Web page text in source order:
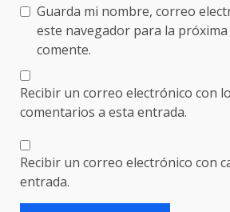
Guarda mi nombre, correo
este navegador para la próxima
comente.
Recibir un correo electrónico con
comentarios a esta entrada.
Recibir un correo electrónico con
entrada.